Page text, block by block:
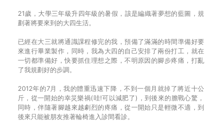
21歲，大學三年級升四年級的暑假，該是編織著夢想的藍圖，規
劃著將要來到的大四生活。
已經在大三就將通識課程修完的我，預備了滿滿的時間準備好要
來進行畢業製作，同時，我為大四的自己安排了兩份打工，就在
一切都準備好，快要抓住理想之際，不明原因的腳步疼痛，打亂
了我規劃好的步調。
2012年的7月，我的體重迅速下降，不到一個月就掉了將近十公
斤，從一開始的幸災樂禍(哇!可以減肥了)，到後來的膽戰心驚，
同時，伴隨著腳越來越劇烈的疼痛，從一開始只是輕微不適，到
後來只能被朋友推著輪椅進入診間看診。